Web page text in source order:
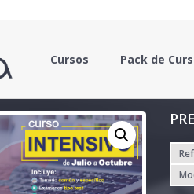
Cursos Pack de